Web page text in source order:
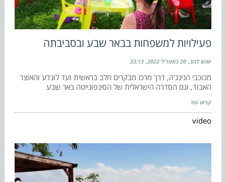
פעילויות למשפחות בבאר שבע ובסביבתה
שוש להב 20 באפריל 2022 23:13
מכוכבי הנינג'ה, דרך מרכז מבקרים חלב בראשית ועד לונדע והאוצר
האבוד, וגם הסדרה הישראלית של הסינפונייטה באר שבע
קראו עוד
video